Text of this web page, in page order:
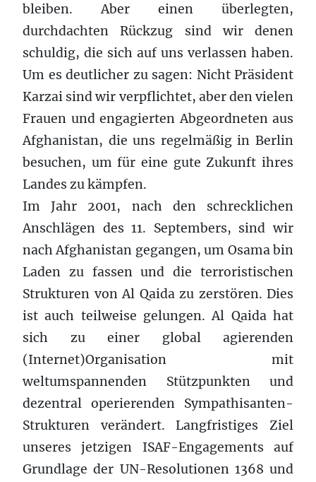
bleiben. Aber einen überlegten,
durchdachten Rückzug sind wir denen
schuldig, die sich auf uns verlassen haben.
Um es deutlicher zu sagen: Nicht Präsident
Karzai sind wir verpflichtet, aber den vielen
Frauen und engagierten Abgeordneten aus
Afghanistan, die uns regelmäßig in Berlin
besuchen, um für eine gute Zukunft ihres
Landes zu kämpfen.
Im Jahr 2001, nach den schrecklichen
Anschlägen des 11. Septembers, sind wir
nach Afghanistan gegangen, um Osama bin
Laden zu fassen und die terroristischen
Strukturen von Al Qaida zu zerstören. Dies
ist auch teilweise gelungen. Al Qaida hat
sich zu einer global agierenden
(Internet)Organisation mit
weltumspannenden Stützpunkten und
dezentral operierenden Sympathisanten-
Strukturen verändert. Langfristiges Ziel
unseres jetzigen ISAF-Engagements auf
Grundlage der UN-Resolutionen 1368 und